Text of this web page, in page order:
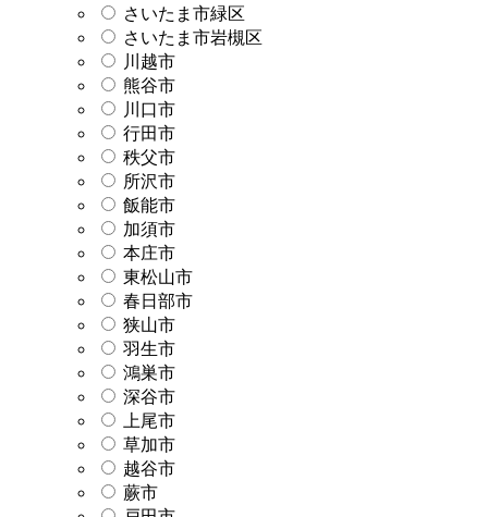
さいたま市緑区
さいたま市岩槻区
川越市
熊谷市
川口市
行田市
秩父市
所沢市
飯能市
加須市
本庄市
東松山市
春日部市
狭山市
羽生市
鴻巣市
深谷市
上尾市
草加市
越谷市
蕨市